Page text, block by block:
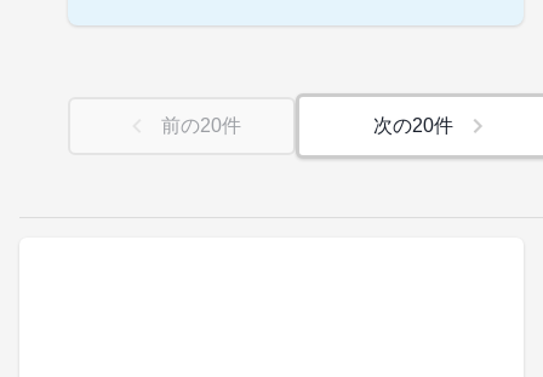
前の20件 次の20件